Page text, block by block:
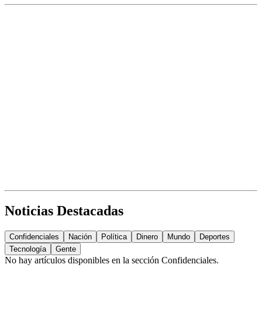
Noticias Destacadas
Confidenciales Nación Política Dinero Mundo
Deportes
Tecnología
Gente
No hay artículos disponibles en la sección Confidenciales.